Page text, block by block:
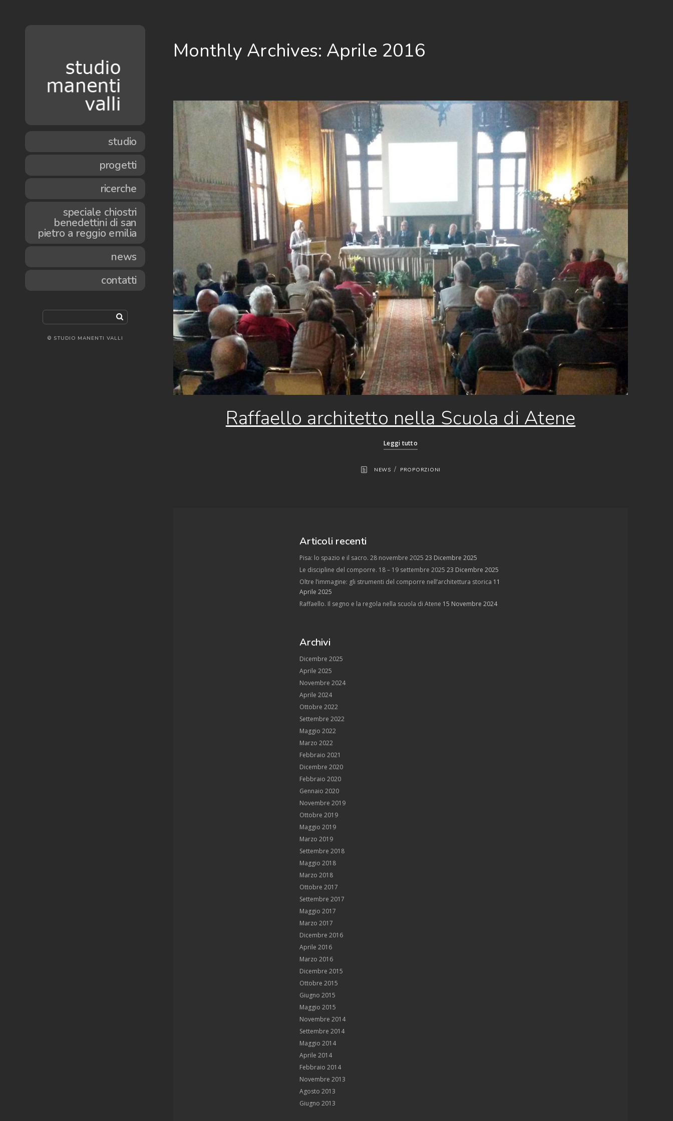
studio
progetti
ricerche
speciale chiostri
benedettini di san
pietro a reggio emilia
news
contatti
© STUDIO MANENTI VALLI
Monthly Archives: Aprile 2016
Raffaello architetto nella Scuola di Atene
Leggi tutto
NEWS / PROPORZIONI
Articoli recenti
Pisa: lo spazio e il sacro. 28 novembre 2025 23 Dicembre 2025
Le discipline del comporre. 18 – 19 settembre 2025 23 Dicembre 2025
Oltre l’immagine: gli strumenti del comporre nell’architettura storica 11
Aprile 2025
Raffaello. Il segno e la regola nella scuola di Atene 15 Novembre 2024
Archivi
Dicembre 2025
Aprile 2025
Novembre 2024
Aprile 2024
Ottobre 2022
Settembre 2022
Maggio 2022
Marzo 2022
Febbraio 2021
Dicembre 2020
Febbraio 2020
Gennaio 2020
Novembre 2019
Ottobre 2019
Maggio 2019
Marzo 2019
Settembre 2018
Maggio 2018
Marzo 2018
Ottobre 2017
Settembre 2017
Maggio 2017
Marzo 2017
Dicembre 2016
Aprile 2016
Marzo 2016
Dicembre 2015
Ottobre 2015
Giugno 2015
Maggio 2015
Novembre 2014
Settembre 2014
Maggio 2014
Aprile 2014
Febbraio 2014
Novembre 2013
Agosto 2013
Giugno 2013